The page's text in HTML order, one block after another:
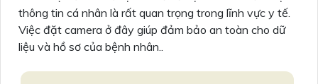
thông tin cá nhân là rất quan trọng trong lĩnh vực y tế.
Việc đặt camera ở đây giúp đảm bảo an toàn cho dữ
liệu và hồ sơ của bệnh nhân..